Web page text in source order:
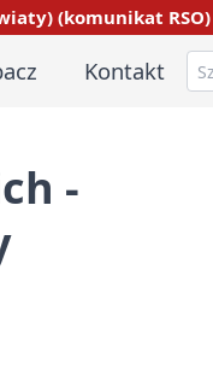
(komunikat RSO)
Kontakt
-